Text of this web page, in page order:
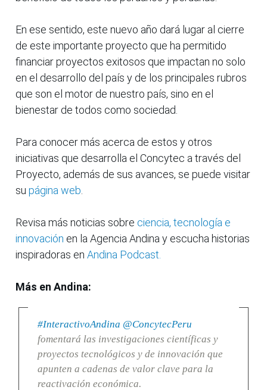
En ese sentido, este nuevo año dará lugar al cierre
de este importante proyecto que ha permitido
financiar proyectos exitosos que impactan no solo
en el desarrollo del país y de los principales rubros
que son el motor de nuestro país, sino en el
bienestar de todos como sociedad.
Para conocer más acerca de estos y otros
iniciativas que desarrolla el Concytec a través del
Proyecto, además de sus avances, se puede visitar
su página web
Revisa más noticias sobre ciencia, tecnología e
innovación en la Agencia Andina y escucha historias
inspiradoras en Andina Podcast.
Más en Andina:
#InteractivoAndina @ConcytecPeru
fomentará las investigaciones científicas y
proyectos tecnológicos y de innovación que
apunten a cadenas de valor clave para la
reactivación económica.